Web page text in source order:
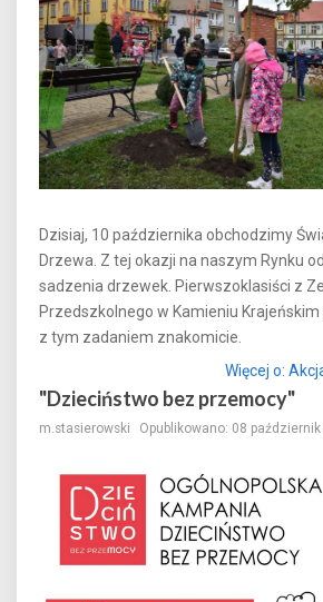
Dzisiaj, 10 października obchodzimy
Drzewa. Z tej okazji na naszym Rynku
sadzenia drzewek. Pierwszoklasiści z
Przedszkolnego w Kamieniu
z tym zadaniem znakomicie.
Więcej o:
"Dzieciństwo bez przemocy"
m.stasierowski Opublikowano: 08